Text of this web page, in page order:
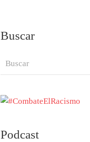
Buscar
Podcast